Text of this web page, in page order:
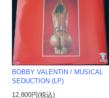
BOBBY VALENTIN / MUSICAL
SEDUCTION (LP)
12,800円(税込)